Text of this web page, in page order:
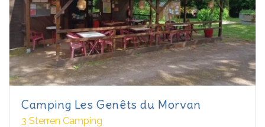
Camping Les Genêts du Morvan
3 Sterren Camping